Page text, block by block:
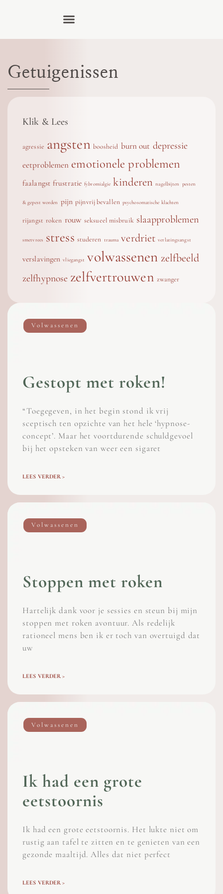
Getuigenissen
Klik & Lees
agressie angsten boosheid burn out depressie
eetproblemen emotionele problemen
faalangst frustratie fybromialgie kinderen nagelbijten pesten
& gepest worden pijn pijnvrij bevallen psychosomatische klachten
rijangst roken rouw seksueel misbruik slaapproblemen
smetvrees stress studeren trauma verdriet verlatingsangst
verslavingen vliegangst volwassenen zelfbeeld
zelfhypnose zelfvertrouwen zwanger
Volwassenen
Gestopt met roken!
“Toegegeven, in het begin stond ik vrij
sceptisch ten opzichte van het hele ‘hypnose-
concept’. Maar het voortdurende schuldgevoel
bij het opsteken van weer een sigaret
LEES VERDER >
Volwassenen
Stoppen met roken
Hartelijk dank voor je sessies en steun bij mijn
stoppen met roken avontuur. Als redelijk
rationeel mens ben ik er toch van overtuigd dat
uw
LEES VERDER >
Volwassenen
Ik had een grote
eetstoornis
Ik had een grote eetstoornis. Het lukte niet om
rustig aan tafel te zitten en te genieten van een
gezonde maaltijd. Alles dat niet perfect
LEES VERDER >